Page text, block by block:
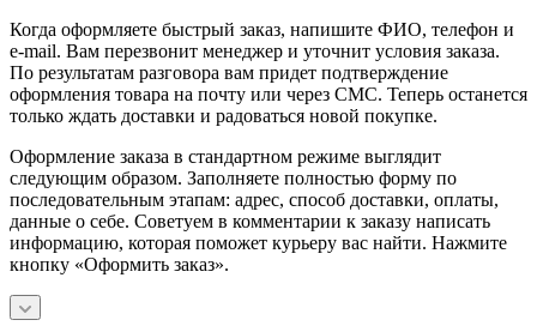
Когда оформляете быстрый заказ, напишите ФИО, телефон и
e-mail. Вам перезвонит менеджер и уточнит условия заказа.
По результатам разговора вам придет подтверждение
оформления товара на почту или через СМС. Теперь останется
только ждать доставки и радоваться новой покупке.
Оформление заказа в стандартном режиме выглядит
следующим образом. Заполняете полностью форму по
последовательным этапам: адрес, способ доставки, оплаты,
данные о себе. Советуем в комментарии к заказу написать
информацию, которая поможет курьеру вас найти. Нажмите
кнопку «Оформить заказ».